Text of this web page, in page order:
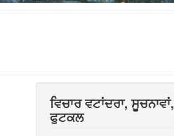
ਵਿਚਾਰ ਵਟਾਂਦਰਾ, ਸੂਚਨਾਵਾਂ,
ਫੁਟਕਲ